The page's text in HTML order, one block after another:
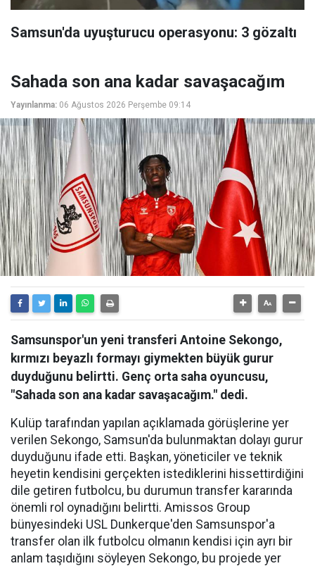
Samsun'da uyuşturucu operasyonu: 3 gözaltı
Sahada son ana kadar savaşacağım
Yayınlanma: 06 Ağustos 2026 Perşembe 09:14
Samsunspor'un yeni transferi Antoine Sekongo,
kırmızı beyazlı formayı giymekten büyük gurur
duyduğunu belirtti. Genç orta saha oyuncusu,
"Sahada son ana kadar savaşacağım." dedi.
Kulüp tarafından yapılan açıklamada görüşlerine yer
verilen Sekongo, Samsun'da bulunmaktan dolayı gurur
duyduğunu ifade etti. Başkan, yöneticiler ve teknik
heyetin kendisini gerçekten istediklerini hissettirdiğini
dile getiren futbolcu, bu durumun transfer kararında
önemli rol oynadığını belirtti. Amissos Group
bünyesindeki USL Dunkerque'den Samsunspor'a
transfer olan ilk futbolcu olmanın kendisi için ayrı bir
anlam taşıdığını söyleyen Sekongo, bu projede yer